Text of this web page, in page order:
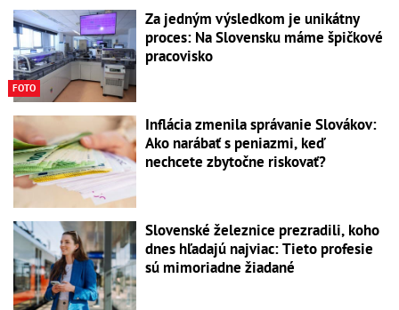
FOTO
Za jedným výsledkom je unikátny
proces: Na Slovensku máme špičkové
pracovisko
Inflácia zmenila správanie Slovákov:
Ako narábať s peniazmi, keď
nechcete zbytočne riskovať?
Slovenské železnice prezradili, koho
dnes hľadajú najviac: Tieto profesie
sú mimoriadne žiadané